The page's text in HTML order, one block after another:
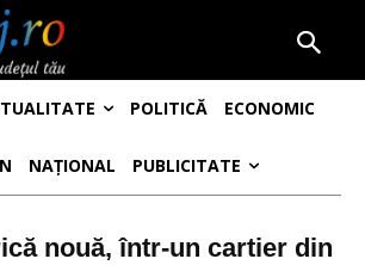
POLITICĂ ECONOMIC
NAȚIONAL PUBLICITATE
nouă, într-un cartier din